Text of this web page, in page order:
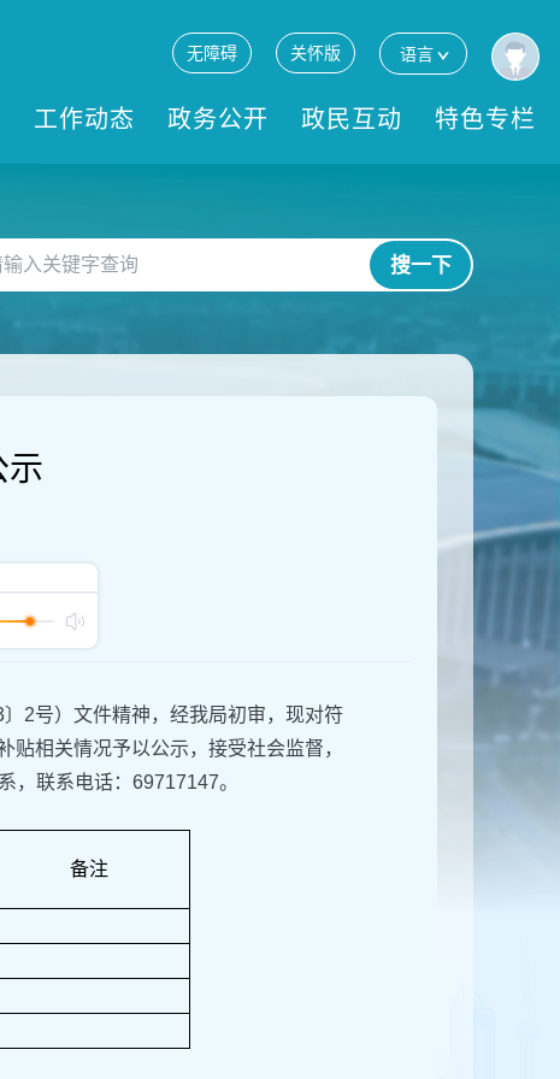
无障碍 关怀版 语言
工作动态 政务公开 政民互动 特色专栏
搜一下
示
2号）文件精神，经我局初审，现对符
相关情况予以公示，接受社会监督，
，联系电话：69717147。
备注